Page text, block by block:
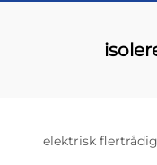
elektrisk